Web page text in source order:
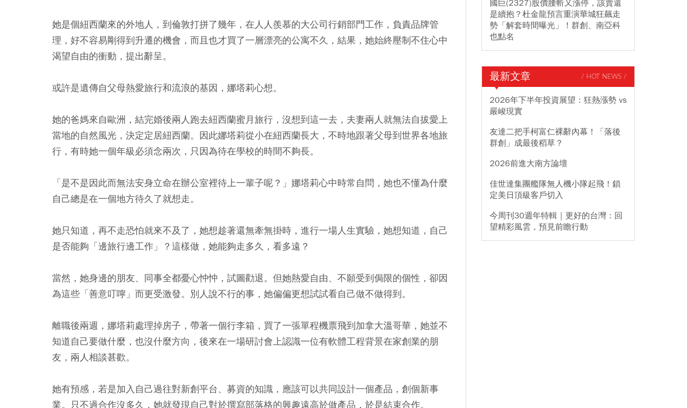
她是個紐西蘭來的外地人，到倫敦打拼了幾年，在人人羨慕的大公司行銷部門工作，負責品牌管
理，好不容易剛得到升遷的機會，而且也才買了一層漂亮的公寓不久，結果，她始終壓制不住心中
渴望自由的衝動，提出辭呈。
或許是遺傳自父母熱愛旅行和流浪的基因，娜塔莉心想。
她的爸媽來自歐洲，結完婚後兩人跑去紐西蘭蜜月旅行，沒想到這一去，夫妻兩人就無法自拔愛上
當地的自然風光，決定定居紐西蘭。因此娜塔莉從小在紐西蘭長大，不時地跟著父母到世界各地旅
行，有時她一個年級必須念兩次，只因為待在學校的時間不夠長。
「是不是因此而無法安身立命在辦公室裡待上一輩子呢？」娜塔莉心中時常自問，她也不懂為什麼
自己總是在一個地方待久了就想走。
她只知道，再不走恐怕就來不及了，她想趁著還無牽無掛時，進行一場人生實驗，她想知道，自己
是否能夠「邊旅行邊工作」？這樣做，她能夠走多久，看多遠？
當然，她身邊的朋友、同事全都憂心忡忡，試圖勸退。但她熱愛自由、不願受到侷限的個性，卻因
為這些「善意叮嚀」而更受激發。別人說不行的事，她偏偏更想試試看自己做不做得到。
離職後兩週，娜塔莉處理掉房子，帶著一個行李箱，買了一張單程機票飛到加拿大溫哥華，她並不
知道自己要做什麼，也沒什麼方向，後來在一場研討會上認識一位有軟體工程背景在家創業的朋
友，兩人相談甚歡。
她有預感，若是加入自己過往對新創平台、募資的知識，應該可以共同設計一個產品，創個新事
業。只不過合作沒多久，她就發現自己對於撰寫部落格的興趣遠高於做產品，於是結束合作。
國巨(2327)股價腰斬又漲停，該賣還
是續抱？杜金龍預言重演華城狂飆走
勢「解套時間曝光」！群創、南亞科
也點名
最新文章 / HOT NEWS /
2026年下半年投資展望：狂熱漲勢 vs
嚴峻現實
友達二把手柯富仁裸辭內幕！「落後
群創」成最後稻草？
2026前進大南方論壇
佳世達集團艦隊無人機小隊起飛！鎖
定美日頂級客戶切入
今周刊30週年特輯｜更好的台灣：回
望精彩風雲，預見前瞻行動